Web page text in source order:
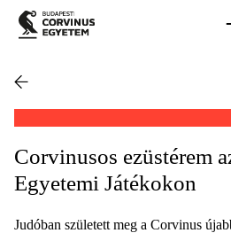
Corvinusos ezüstérem
Egyetemi Játékokon
Judóban született meg a Corvinus